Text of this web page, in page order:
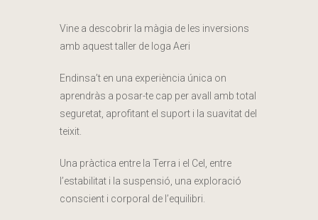
Vine a descobrir la màgia de les inversions
amb aquest taller de Ioga Aeri
Endinsa’t en una experiència única on
aprendràs a posar-te cap per avall amb total
seguretat, aprofitant el suport i la suavitat del
teixit.
Una pràctica entre la Terra i el Cel, entre
l’estabilitat i la suspensió, una exploració
conscient i corporal de l’equilibri.